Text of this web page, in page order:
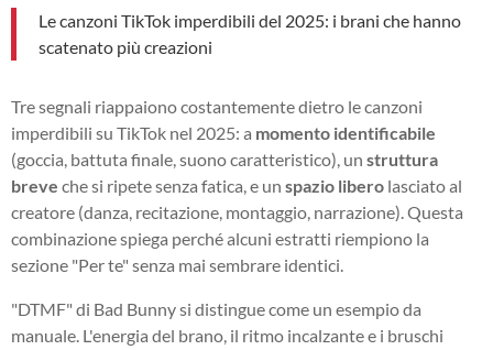
Le canzoni TikTok imperdibili del 2025: i brani che hanno
scatenato più creazioni
Tre segnali riappaiono costantemente dietro le canzoni
imperdibili su TikTok nel 2025: a momento identificabile
(goccia, battuta finale, suono caratteristico), un struttura
breve che si ripete senza fatica, e un spazio libero lasciato al
creatore (danza, recitazione, montaggio, narrazione). Questa
combinazione spiega perché alcuni estratti riempiono la
sezione "Per te" senza mai sembrare identici.
"DTMF" di Bad Bunny si distingue come un esempio da
manuale. L'energia del brano, il ritmo incalzante e i bruschi